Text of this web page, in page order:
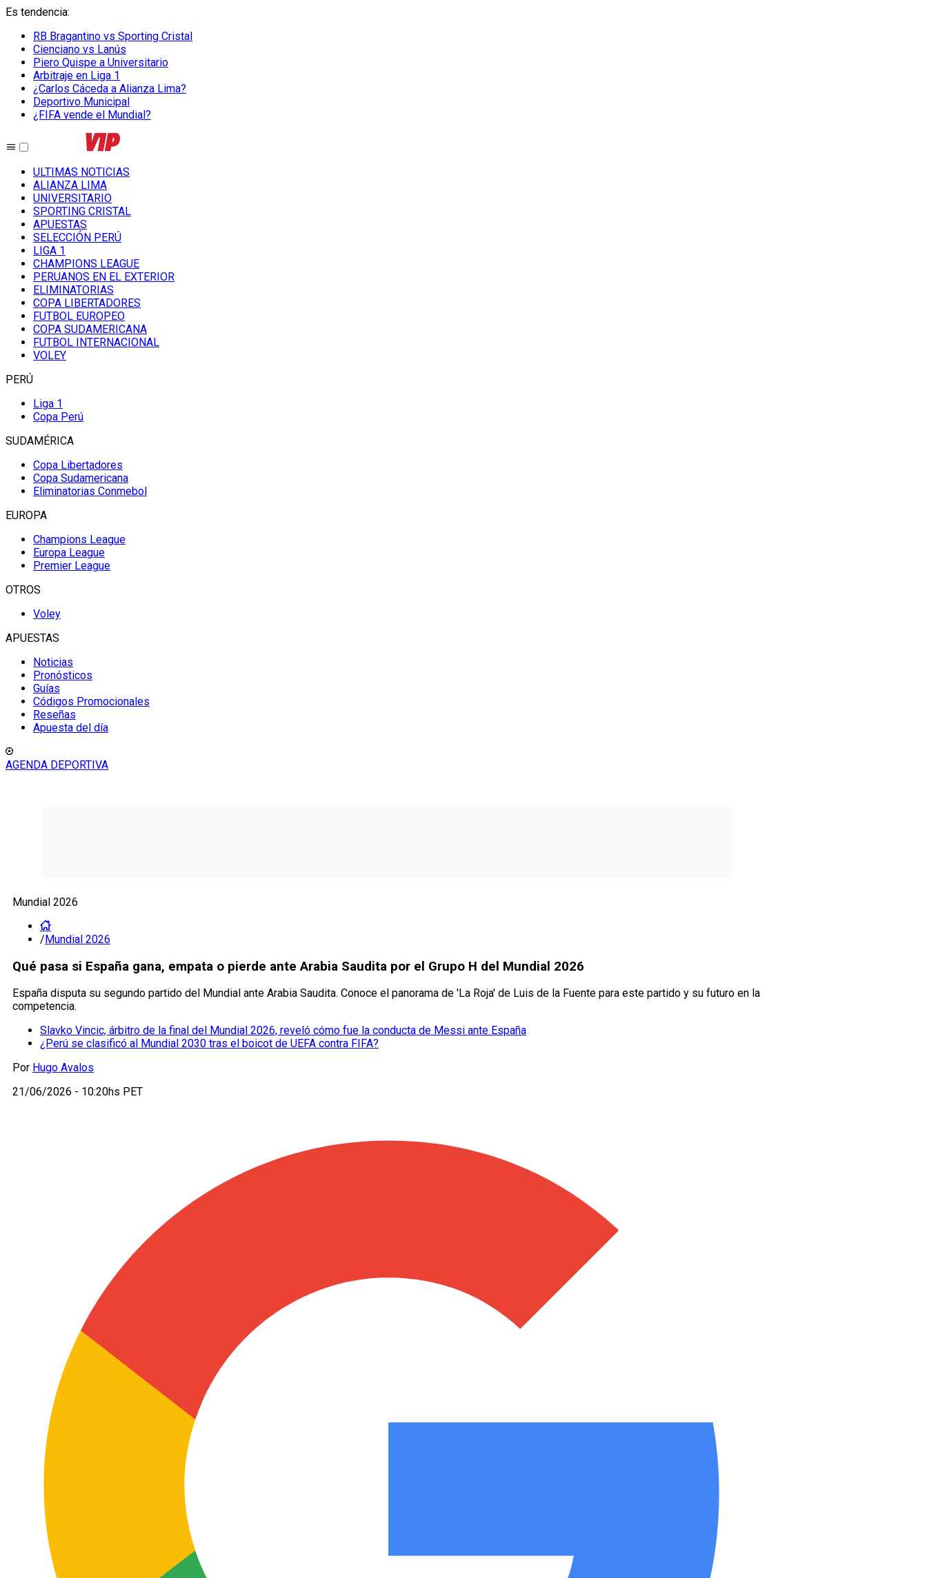
Es tendencia:
RB Bragantino vs Sporting Cristal
Cienciano vs Lanús
Piero Quispe a Universitario
Arbitraje en Liga 1
¿Carlos Cáceda a Alianza Lima?
Deportivo Municipal
¿FIFA vende el Mundial?
ULTIMAS NOTICIAS
ALIANZA LIMA
UNIVERSITARIO
SPORTING CRISTAL
APUESTAS
SELECCIÓN PERÚ
LIGA 1
CHAMPIONS LEAGUE
PERUANOS EN EL EXTERIOR
ELIMINATORIAS
COPA LIBERTADORES
FUTBOL EUROPEO
COPA SUDAMERICANA
FUTBOL INTERNACIONAL
VOLEY
PERÚ
Liga 1
Copa Perú
SUDAMÉRICA
Copa Libertadores
Copa Sudamericana
Eliminatorias Conmebol
EUROPA
Champions League
Europa League
Premier League
OTROS
Voley
APUESTAS
Noticias
Pronósticos
Guías
Códigos Promocionales
Reseñas
Apuesta del día
AGENDA DEPORTIVA
Mundial 2026
/Mundial 2026
Qué pasa si España gana, empata o pierde ante Arabia Saudita por el Grupo H del Mundial 2026
España disputa su segundo partido del Mundial ante Arabia Saudita. Conoce el panorama de 'La Roja' de Luis de la Fuente para este partido y su futuro en la
competencia.
Slavko Vincic, árbitro de la final del Mundial 2026, reveló cómo fue la conducta de Messi ante España
¿Perú se clasificó al Mundial 2030 tras el boicot de UEFA contra FIFA?
Por Hugo Avalos
21/06/2026 - 10:20hs PET